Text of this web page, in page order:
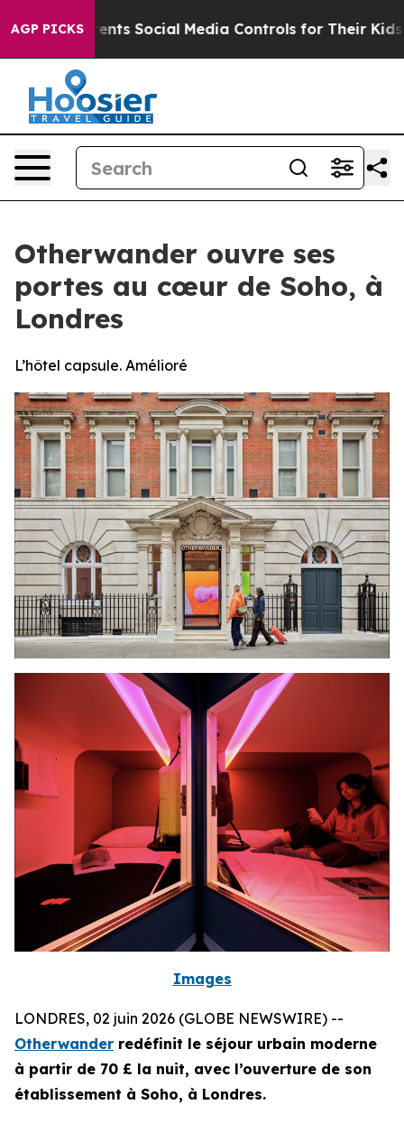
AGP PICKS
Parents Social Media Controls for Their Kids. Should
Otherwander ouvre ses
portes au cœur de Soho, à
Londres
L’hôtel capsule. Amélioré
Images
LONDRES, 02 juin 2026 (GLOBE NEWSWIRE) --
Otherwander redéfinit le séjour urbain moderne
à partir de 70 £ la nuit, avec l’ouverture de son
établissement à Soho, à Londres.